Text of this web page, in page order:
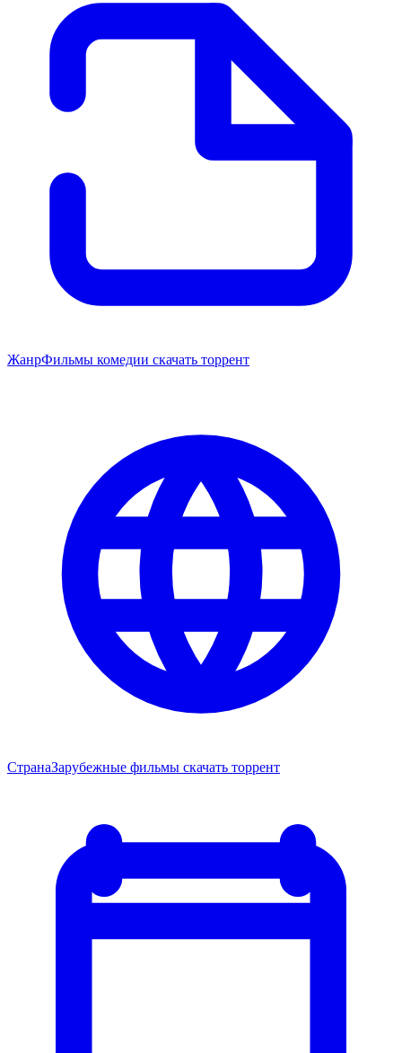
ЖанрФильмы комедии скачать торрент
СтранаЗарубежные фильмы скачать торрент